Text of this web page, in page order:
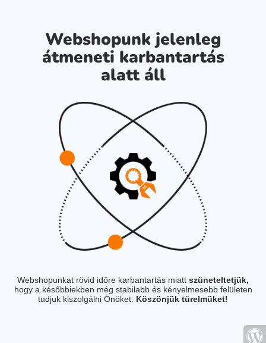
Webshopunk jelenleg
átmeneti karbantartás
alatt áll
Webshopunkat rövid időre karbantartás miatt szüneteltetjük,
hogy a későbbiekben még stabilabb és kényelmesebb felületen
tudjuk kiszolgálni Önöket. Köszönjük türelmüket!